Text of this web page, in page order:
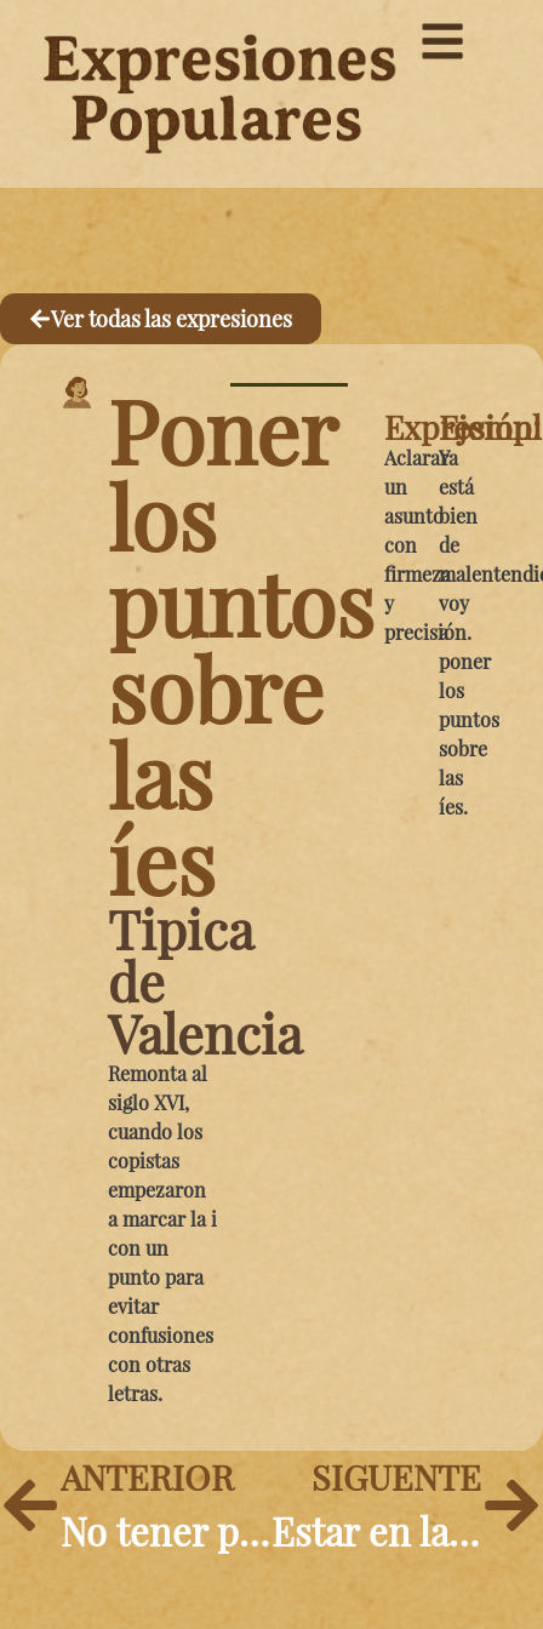
Ver todas las expresiones
Poner
los
puntos
sobre
las
íes
Tipica
de
Valencia
Remonta al
siglo XVI,
cuando los
copistas
empezaron
a marcar la i
con un
punto para
evitar
confusiones
con otras
letras.
Expresión:
Aclarar
un
asunto
con
firmeza
y
precisión.
Ya
está
bien
de
voy
a
poner
los
puntos
sobre
las
íes.
ANTERIOR
No tener pelos en la lengua
SIGUENTE
Estar en las nubes